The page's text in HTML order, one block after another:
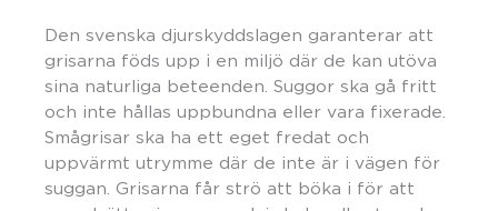
Den svenska djurskyddslagen garanterar att
grisarna föds upp i en miljö där de kan utöva
sina naturliga beteenden. Suggor ska gå fritt
och inte hållas uppbundna eller vara fixerade.
Smågrisar ska ha ett eget fredat och
uppvärmt utrymme där de inte är i vägen för
suggan. Grisarna får strö att böka i för att